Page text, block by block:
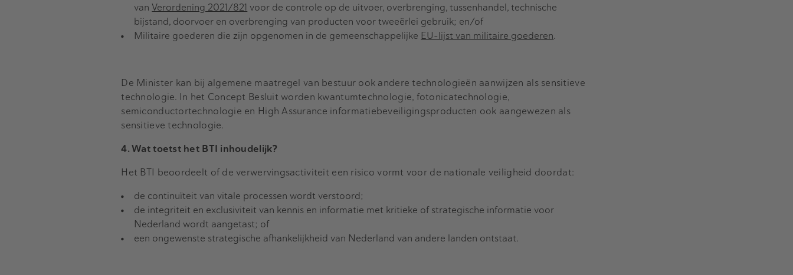
vanVerordening 2021/821 voor de controle op de uitvoer, overbrenging, tussenhandel, technische
bijstand, doorvoer en overbrenging van producten voor tweeërlei gebruik; en/of
Militaire goederen die zijn opgenomen in de gemeenschappelijke EU-lijst van militaire goederen.
De Minister kan bij algemene maatregel van bestuur ook andere technologieën aanwijzen als sensitieve
technologie. In het Concept Besluit worden kwantumtechnologie, fotonicatechnologie,
semiconductortechnologie en High Assurance informatiebeveiligingsproducten ook aangewezen als
sensitieve technologie.
4. Wat toetst het BTI inhoudelijk?
Het BTI beoordeelt of de verwervingsactiviteit een risico vormt voor de nationale veiligheid doordat:
de continuïteit van vitale processen wordt verstoord;
de integriteit en exclusiviteit van kennis en informatie met kritieke of strategische informatie voor
Nederland wordt aangetast; of
een ongewenste strategische afhankelijkheid van Nederland van andere landen ontstaat.